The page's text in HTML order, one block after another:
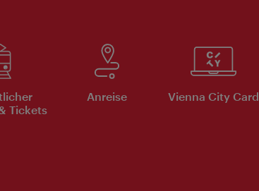
Tickets
Anreise Vienna City Card